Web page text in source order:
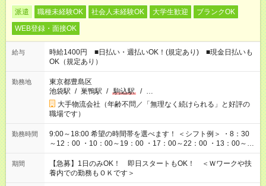
派遣 職種未経験OK 社会人未経験OK 大学生歓迎
ブランクOK
WEB登録・面接OK
給与
時給1400円 ■日払い・週払いOK！(規定あり) ■現金日払いも
OK（規定あり）
勤務地
東京都豊島区
池袋駅 / 巣鴨駅 / 駒込駅 / …
大手物流会社（年齢不問／「無理なく続けられる」と好評の
職場です）
勤務時間
9:00～18:00 希望の時間帯を選べます！ ＜シフト例＞ ・8：30
～12：00 ・10：00～19：00 ・17：00～22：00 ・13：00～
22：00 ・22：00～翌6：00 など
期間
【急募】1日のみOK！ 即日スタートもOK！ ＜Ｗワークや扶
養内での勤務もＯＫです＞